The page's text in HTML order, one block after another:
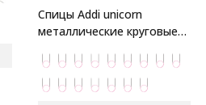
Спицы Addi unicorn
металлические круговые